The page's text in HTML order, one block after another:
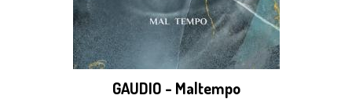
GAUDIO - Maltempo